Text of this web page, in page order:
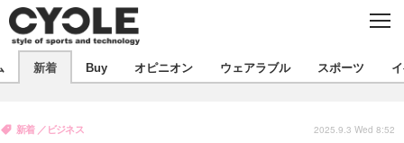
C
E
製品/用品
衣類
コラム
インプレ
デバイス
新着 Buy オピニオン ウェアラブル スポーツ
新着 ビジネス 2025.9.3 Wed 8:52